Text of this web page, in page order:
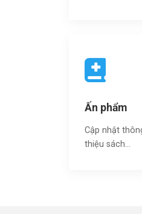
Ấn phẩm
Cập nhật
thiệu sách…